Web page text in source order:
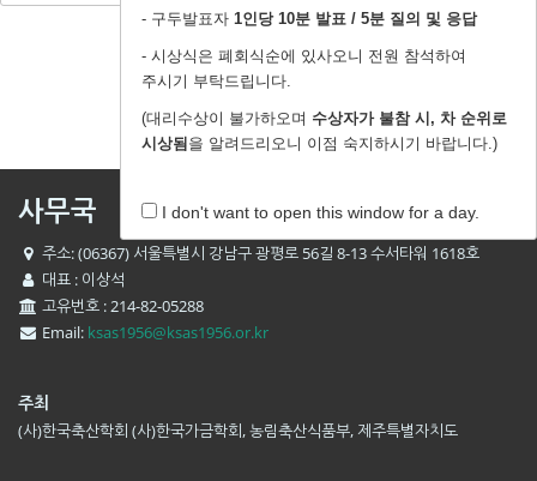
사무국
주소: (06367) 서울특별시 강남구 광평로 56길 8-13 수서타워 1618호
대표 : 이상석
고유번호 : 214-82-05288
Email: ksas1956@ksas1956.or.kr
주최
(사)한국축산학회 (사)한국가금학회, 농림축산식품부, 제주특별자치도
- 구두발표자 1인당 10분 발표 / 5분 질의 및 응답
- 시상식은 폐회식순에 있사오니 전원 참석하여
주시기 부탁드립니다.
(대리수상이 불가하오며 수상자가 불참 시, 차 순위로
시상됨 을 알려드리오니 이점 숙지하시기 바랍니다.)
I don't want to open this window for a day.